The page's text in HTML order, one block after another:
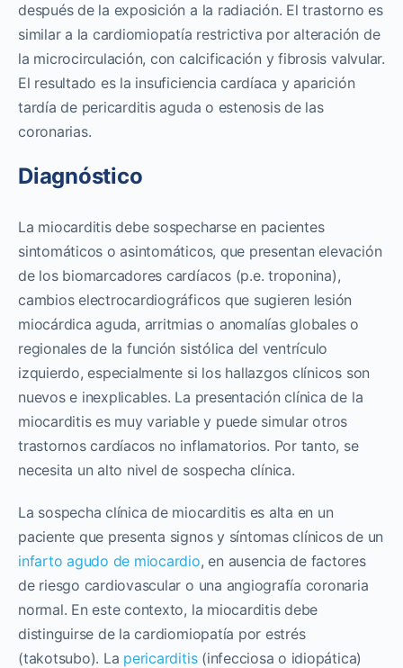
después de la exposición a la radiación. El trastorno es
similar a la cardiomiopatía restrictiva por alteración de
la microcirculación, con calcificación y fibrosis valvular.
El resultado es la insuficiencia cardíaca y aparición
tardía de pericarditis aguda o estenosis de las
coronarias.
Diagnóstico
La miocarditis debe sospecharse en pacientes
sintomáticos o asintomáticos, que presentan elevación
de los biomarcadores cardíacos (p.e. troponina),
cambios electrocardiográficos que sugieren lesión
miocárdica aguda, arritmias o anomalías globales o
regionales de la función sistólica del ventrículo
izquierdo, especialmente si los hallazgos clínicos son
nuevos e inexplicables. La presentación clínica de la
miocarditis es muy variable y puede simular otros
trastornos cardíacos no inflamatorios. Por tanto, se
necesita un alto nivel de sospecha clínica.
La sospecha clínica de miocarditis es alta en un
paciente que presenta signos y síntomas clínicos de un
infarto agudo de miocardio, en ausencia de factores
de riesgo cardiovascular o una angiografía coronaria
normal. En este contexto, la miocarditis debe
distinguirse de la cardiomiopatía por estrés
(takotsubo). La pericarditis(infecciosa o idiopática)